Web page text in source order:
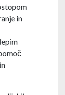
in